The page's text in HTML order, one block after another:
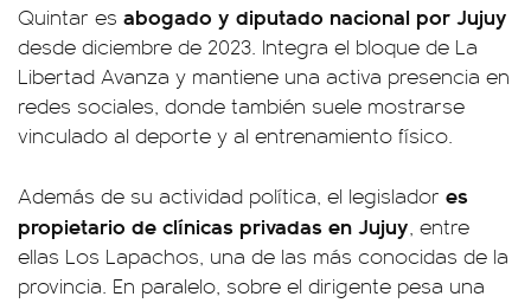
Quintar es abogado y diputado nacional por Jujuy
desde diciembre de 2023. Integra el bloque de La
Libertad Avanza y mantiene una activa presencia en
redes sociales, donde también suele mostrarse
vinculado al deporte y al entrenamiento físico.
Además de su actividad política, el legislador es
propietario de clínicas privadas en Jujuy, entre
ellas Los Lapachos, una de las más conocidas de la
provincia. En paralelo, sobre el dirigente pesa una